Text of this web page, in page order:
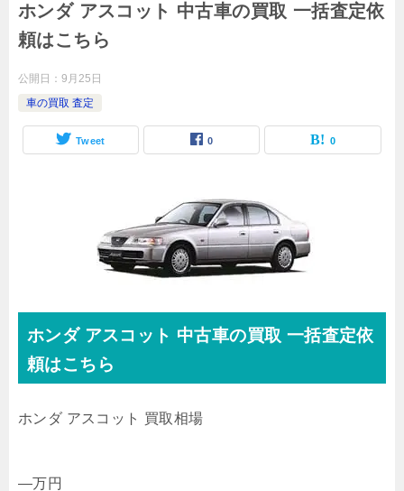
ホンダ アスコット 中古車の買取 一括査定依
頼はこちら
公開日： 9月25日
車の買取 査定
Tweet 0 0
ホンダ アスコット 中古車の買取 一括査定依
頼はこちら
ホンダ アスコット 買取相場
—万円